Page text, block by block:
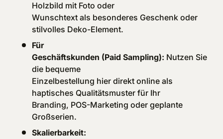
Holzbild mit Foto oder
Wunschtext als besonderes Geschenk oder
stilvolles Deko-Element.
Für
Geschäftskunden (Paid Sampling): Nutzen Sie
die bequeme
Einzelbestellung hier direkt online als
haptisches Qualitätsmuster für Ihr
Branding, POS-Marketing oder geplante
Großserien.
Skalierbarkeit: